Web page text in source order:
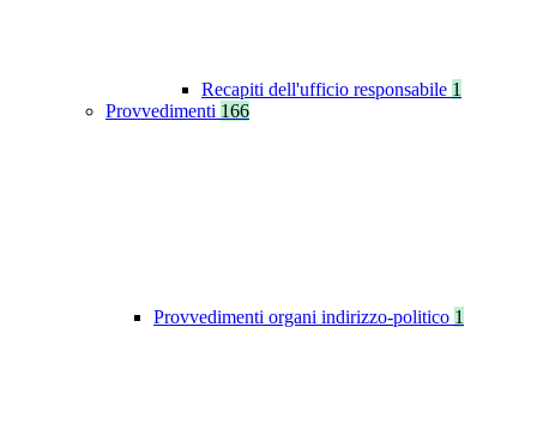
Recapiti dell'ufficio responsabile 1
Provvedimenti 166
Provvedimenti organi indirizzo-politico 1